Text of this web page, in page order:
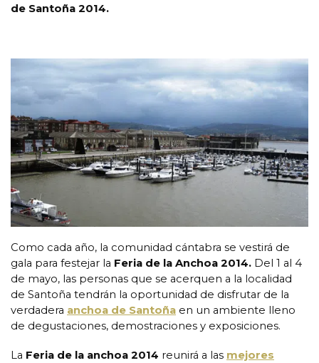
de Santoña 2014.
Como cada año, la comunidad cántabra se vestirá de
gala para festejar la Feria de la Anchoa 2014. Del 1 al 4
de mayo, las personas que se acerquen a la localidad
de Santoña tendrán la oportunidad de disfrutar de la
verdadera anchoa de Santoña en un ambiente lleno
de degustaciones, demostraciones y exposiciones.
La Feria de la anchoa 2014 reunirá a las mejores